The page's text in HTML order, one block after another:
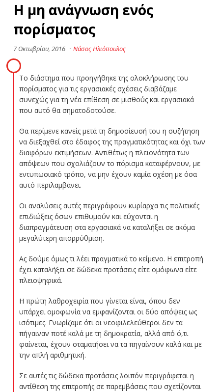
Η μη ανάγνωση ενός
πορίσματος
7 Οκτωβρίου, 2016 · Νάσος Ηλιόπουλος
Το διάστημα που προηγήθηκε της ολοκλήρωσης του
πορίσματος για τις εργασιακές σχέσεις διαβάζαμε
συνεχώς για τη νέα επίθεση σε μισθούς και εργασιακά
που αυτό θα σηματοδοτούσε.
Θα περίμενε κανείς μετά τη δημοσίευσή του η συζήτηση
να διεξαχθεί στο έδαφος της πραγματικότητας και όχι των
διαφόρων εκτιμήσεων. Αντιθέτως η πλειονότητα των
απόψεων που σχολιάζουν το πόρισμα καταφέρνουν, με
εντυπωσιακό τρόπο, να μην έχουν καμία σχέση με όσα
αυτό περιλαμβάνει.
Οι αναλύσεις αυτές περιγράφουν κυρίαρχα τις πολιτικές
επιδιώξεις όσων επιθυμούν και εύχονται η
διαπραγμάτευση στα εργασιακά να καταλήξει σε ακόμα
μεγαλύτερη απορρύθμιση.
Ας δούμε όμως τι λέει πραγματικά το κείμενο. Η επιτροπή
έχει καταλήξει σε δώδεκα προτάσεις είτε ομόφωνα είτε
πλειοψηφικά.
Η πρώτη λαθροχειρία που γίνεται είναι, όπου δεν
υπάρχει ομοφωνία να εμφανίζονται οι δύο απόψεις ως
ισότιμες. Γνωρίζαμε ότι οι νεοφιλελεύθεροι δεν τα
πήγαιναν ποτέ καλά με τη δημοκρατία, αλλά από ό,τι
φαίνεται, έχουν σταματήσει να τα πηγαίνουν καλά και με
την απλή αριθμητική.
Σε αυτές τις δώδεκα προτάσεις λοιπόν περιγράφεται η
αντίθεση της επιτροπής σε παρεμβάσεις που σχετίζονται